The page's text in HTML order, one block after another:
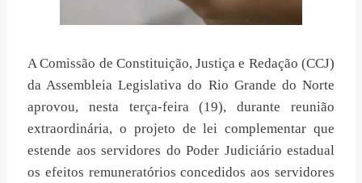
A Comissão de Constituição, Justiça e Redação (CCJ)
da Assembleia Legislativa do Rio Grande do Norte
aprovou, nesta terça-feira (19), durante reunião
extraordinária, o projeto de lei complementar que
estende aos servidores do Poder Judiciário estadual
os efeitos remuneratórios concedidos aos servidores